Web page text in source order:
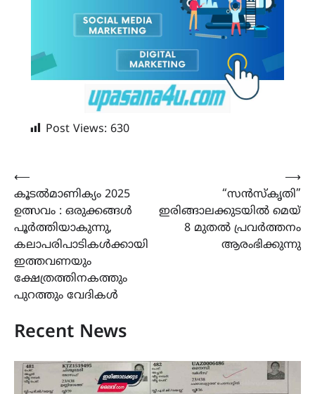
Post Views: 630
Post
navigation
⟵
കൂടൽമാണിക്യം 2025
ഉത്സവം : ഒരുക്കങ്ങൾ
പൂർത്തിയാകുന്നു,
കലാപരിപാടികൾക്കായി
ഇത്തവണയും
ക്ഷേത്രത്തിനകത്തും
പുറത്തും വേദികൾ
“സൻസ്‌കൃതി”
ഇരിങ്ങാലക്കുടയിൽ മെയ്
8 മുതൽ പ്രവർത്തനം
ആരംഭിക്കുന്നു
⟶
Recent News